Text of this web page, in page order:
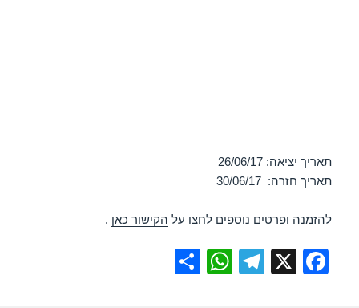
תאריך יציאה: 26/06/17
תאריך חזרה: 30/06/17
להזמנה ופרטים נוספים לחצו על הקישור כאן .
F
X
T
W